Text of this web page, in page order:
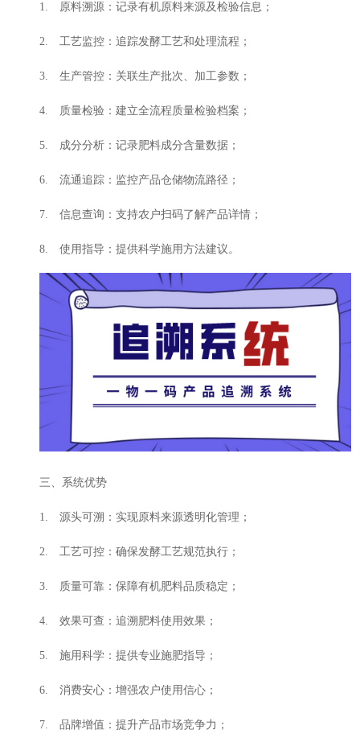
1. 原料溯源：记录有机原料来源及检验信息；
2. 工艺监控：追踪发酵工艺和处理流程；
3. 生产管控：关联生产批次、加工参数；
4. 质量检验：建立全流程质量检验档案；
5. 成分分析：记录肥料成分含量数据；
6. 流通追踪：监控产品仓储物流路径；
7. 信息查询：支持农户扫码了解产品详情；
8. 使用指导：提供科学施用方法建议。
三、系统优势
1. 源头可溯：实现原料来源透明化管理；
2. 工艺可控：确保发酵工艺规范执行；
3. 质量可靠：保障有机肥料品质稳定；
4. 效果可查：追溯肥料使用效果；
5. 施用科学：提供专业施肥指导；
6. 消费安心：增强农户使用信心；
7. 品牌增值：提升产品市场竞争力；